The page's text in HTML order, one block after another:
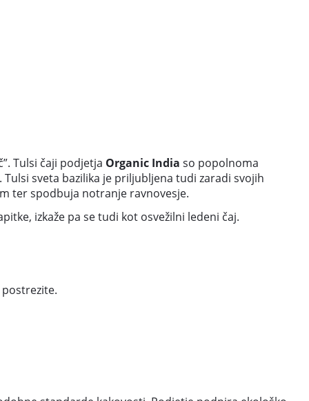
Tulsi čaji podjetja Organic India so popolnoma
sveta bazilika je priljubljena tudi zaradi svojih
ter spodbuja notranje ravnovesje.
izkaže pa se tudi kot osvežilni ledeni čaj.